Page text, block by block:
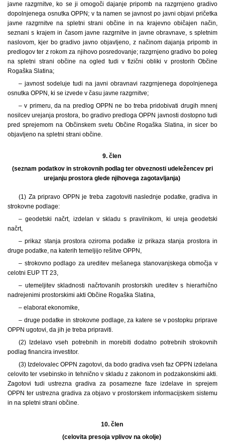
javne razgrnitve, ko se ji omogoči dajanje pripomb na razgrnjeno gradivo
dopolnjenega osnutka OPPN; v ta namen se javnost po javni objavi pričetka
javne razgrnitve na spletni strani občine in na krajevno običajen način,
seznani s krajem in časom javne razgrnitve in javne obravnave, s spletnim
naslovom, kjer bo gradivo javno objavljeno, z načinom dajanja pripomb in
predlogov ter z rokom za njihovo posredovanje; razgrnjeno gradivo bo poleg
na spletni strani občine na ogled tudi v fizični obliki v prostorih Občine
Rogaška Slatina;
– javnost sodeluje tudi na javni obravnavi razgrnjenega dopolnjenega
osnutka OPPN, ki se izvede v času javne razgrnitve;
– v primeru, da na predlog OPPN ne bo treba pridobivati drugih mnenj
nosilcev urejanja prostora, bo gradivo predloga OPPN javnosti dostopno tudi
pred sprejemom na Občinskem svetu Občine Rogaška Slatina, in sicer bo
objavljeno na spletni strani občine.
9. člen
(seznam podatkov in strokovnih podlag ter obveznosti udeležencev pri
urejanju prostora glede njihovega zagotavljanja)
(1) Za pripravo OPPN je treba zagotoviti naslednje podatke, gradiva in
strokovne podlage:
– geodetski načrt, izdelan v skladu s pravilnikom, ki ureja geodetski
načrt,
– prikaz stanja prostora oziroma podatke iz prikaza stanja prostora in
druge podatke, na katerih temeljijo rešitve OPPN,
– strokovno podlago za ureditev mešanega stanovanjskega območja v
celotni EUP TT 23,
– utemeljitev skladnosti načrtovanih prostorskih ureditev s hierarhično
nadrejenimi prostorskimi akti Občine Rogaška Slatina,
– elaborat ekonomike,
– druge podatke in strokovne podlage, za katere se v postopku priprave
OPPN ugotovi, da jih je treba pripraviti.
(2) Izdelavo vseh potrebnih in morebiti dodatno potrebnih strokovnih
podlag financira investitor.
(3) Izdelovalec OPPN zagotovi, da bodo gradiva vseh faz OPPN izdelana
celovito ter vsebinsko in tehnično v skladu z zakonom in podzakonskimi akti.
Zagotovi tudi ustrezna gradiva za posamezne faze izdelave in sprejem
OPPN ter ustrezna gradiva za objavo v prostorskem informacijskem sistemu
in na spletni strani občine.
10. člen
(celovita presoja vplivov na okolje)